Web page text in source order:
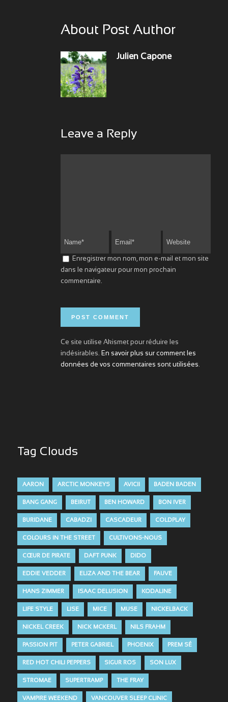
About Post Author
Julien Capone
Leave a Reply
Enregistrer mon nom, mon e-mail et mon site
dans le navigateur pour mon prochain
commentaire.
Ce site utilise Akismet pour réduire les
indésirables. En savoir plus sur comment les
données de vos commentaires sont utilisées.
Tag Clouds
AARON ARCTIC MONKEYS AVICII BADEN BADEN
BANG GANG BEIRUT BEN HOWARD BON IVER
BURIDANE CABADZI CASCADEUR COLDPLAY
COLOURS IN THE STREET CULTIVONS-NOUS
CŒUR DE PIRATE DAFT PUNK DIDO
EDDIE VEDDER ELIZA AND THE BEAR FAUVE
HANS ZIMMER ISAAC DELUSION KODALINE
LIFE STYLE LISE MICE MUSE NICKELBACK
NICKEL CREEK NICK MCKERL NILS FRAHM
PASSION PIT PETER GABRIEL PHOENIX PREM SÉ
RED HOT CHILI PEPPERS SIGUR ROS SON LUX
STROMAE SUPERTRAMP THE FRAY
VAMPIRE WEEKEND VANCOUVER SLEEP CLINIC